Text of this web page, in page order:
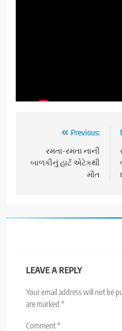
navigation
Previous:
રમતા-રમતા નાની
બાળકીનું હાર્ટ એટેકથી
મૌત
LEAVE A REPLY
Your email address will not be
are marked *
Comment*